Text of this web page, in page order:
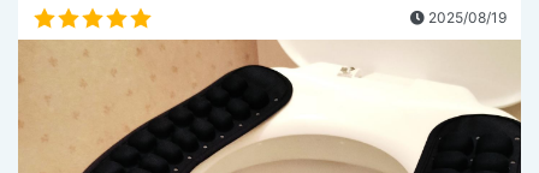
2025/08/19